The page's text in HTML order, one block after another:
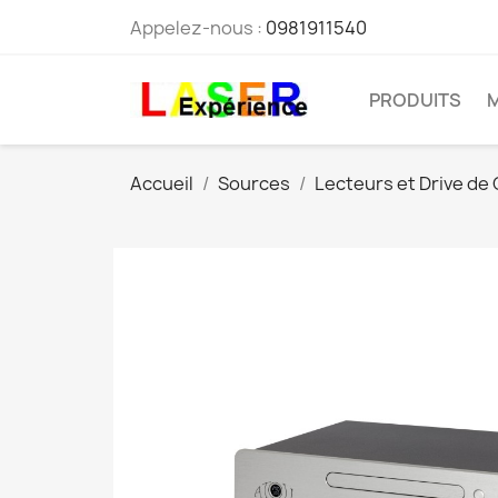
Appelez-nous : 0981911540
PRODUITS
Accueil Sources Lecteurs et Drive de